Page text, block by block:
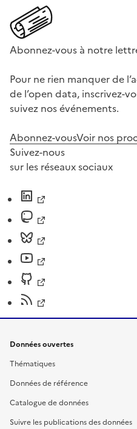
Abonnez-vous à notre
Pour ne rien manquer de
de l’open data, inscrivez-
suivez nos événements.
Abonnez-vousVoir nos
Suivez-nous
sur les réseaux sociaux
Données ouvertes
Thématiques
Données de référence
Catalogue de données
Suivre les publications des données